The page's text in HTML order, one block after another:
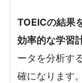
TOEICの結果
効率的な学習
ータを分析す
確になります